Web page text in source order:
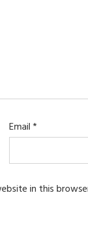
Email*
in this